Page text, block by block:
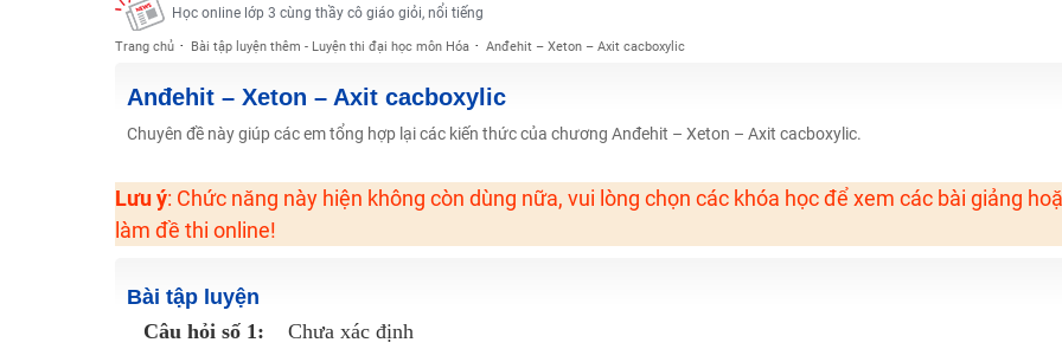
Học online lớp 3 cùng thầy cô giáo giỏi, nổi tiếng
Học online lớp 2 với thầy cô giáo giỏi, nổi tiếng
2K6! Lộ Trình Sun 2024 - Ba bước luyện thi TN THPT - ĐH ít nhất 25 điểm
Hot! Lễ hội đồng giá 449K - 499K toàn bộ khoá học tại Tuyensinh247 (Từ 16-18/07/2025)
Đồng giá khóa học 499K - 399K (13/11-15/11)
Khai giảng các khóa lớp 9 Toán - Lý - Hóa - Văn - Anh năm 2018
Luyện thi vào lớp 10 môn Toán, Văn, Hóa, Anh, Lý với giáo viên giỏi và nổi tiếng
Trang chủ Bài tập luyện thêm - Luyện thi đại học môn Hóa Anđehit – Xeton – Axit cacboxylic
Anđehit – Xeton – Axit cacboxylic
Chuyên đề này giúp các em tổng hợp lại các kiến thức của chương Anđehit – Xeton – Axit cacboxylic.
Lưu ý: Chức năng này hiện không còn dùng nữa, vui lòng chọn các khóa học để xem các bài giảng
làm đề thi online!
Bài tập luyện
Câu hỏi số 1:
Chưa xác định